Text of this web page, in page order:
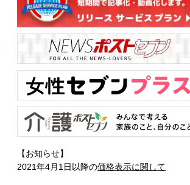
【お知らせ】
2021年4月1日以降の価格表示に関して